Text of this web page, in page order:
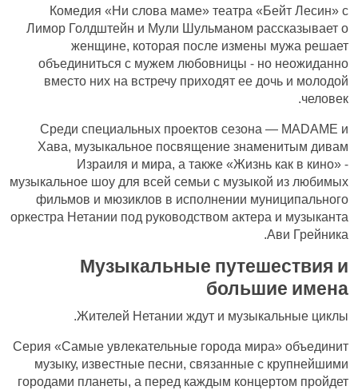
Комедия «Ни слова маме» театра «Бейт Лесин» с
Лимор Голдштейн и Мули Шульманом рассказывает о
женщине, которая после измены мужа решает
объединиться с мужем любовницы - но неожиданно
вместо них на встречу приходят ее дочь и молодой
человек.
Среди специальных проектов сезона — MADAME и
Хава, музыкальное посвящение знаменитым дивам
Израиля и мира, а также «Жизнь как в кино» -
музыкальное шоу для всей семьи с музыкой из любимых
фильмов и мюзиклов в исполнении муниципального
оркестра Нетании под руководством актера и музыканта
Ави Грейника.
Музыкальные путешествия и
большие имена
Жителей Нетании ждут и музыкальные циклы.
Серия «Самые увлекательные города мира» объединит
музыку, известные песни, связанные с крупнейшими
городами планеты, а перед каждым концертом пройдет